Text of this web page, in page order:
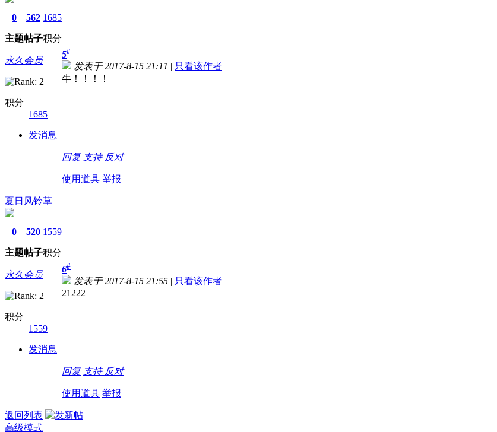
0
主题
562
帖子
1685
积分
永久会员
积分
1685
发消息
5#
发表于 2017-8-15 21:11 | 只看该作者
牛！！！！
回复 支持 反对
使用道具 举报
夏日风铃草
0
主题
520
帖子
1559
积分
永久会员
积分
1559
发消息
6#
发表于 2017-8-15 21:55 | 只看该作者
21222
回复 支持 反对
使用道具 举报
返回列表
高级模式